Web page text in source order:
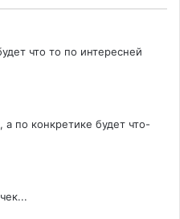
что то по интересней
по конкретике будет что-